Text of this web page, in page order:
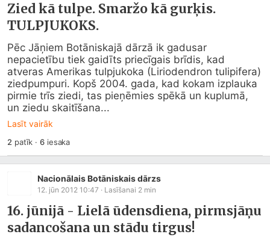
Zied kā tulpe. Smaržo kā gurķis.
TULPJUKOKS.
Pēc Jāņiem Botāniskajā dārzā ik gadusar
nepacietību tiek gaidīts priecīgais brīdis, kad
atveras Amerikas tulpjukoka (Liriodendron tulipifera)
ziedpumpuri. Kopš 2004. gada, kad kokam izplauka
pirmie trīs ziedi, tas pieņēmies spēkā un kuplumā,
un ziedu skaitīšana...
Lasīt vairāk
2 patīk ·6iesaka
Nacionālais Botāniskais dārzs
12. jūn 2012 10:47 · Lasīšanai 2 min
16. jūnijā - Lielā ūdensdiena, pirmsjāņu
sadancošana un stādu tirgus!